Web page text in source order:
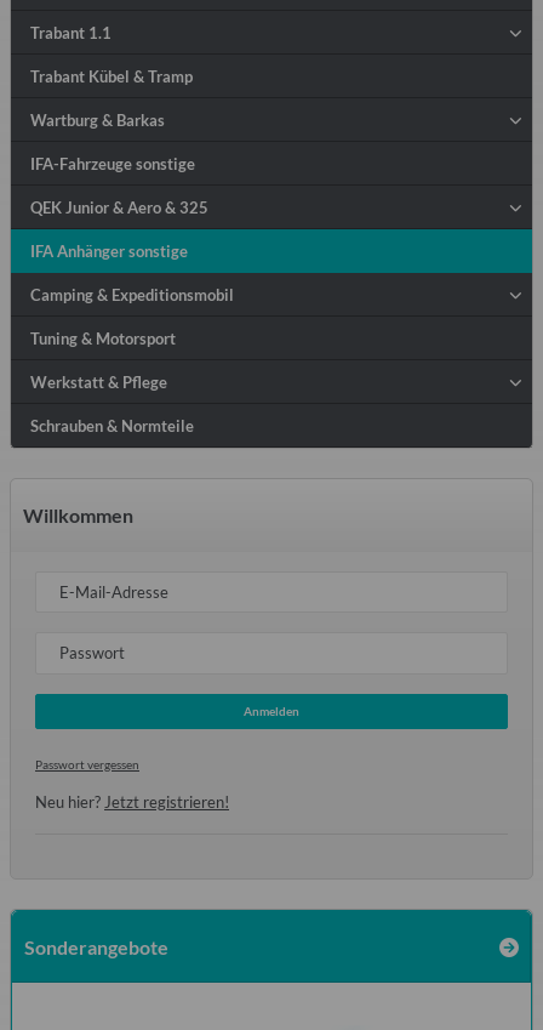
Trabant 1.1
Trabant Kübel & Tramp
Wartburg & Barkas
IFA-Fahrzeuge sonstige
QEK Junior & Aero & 325
IFA Anhänger sonstige
Camping & Expeditionsmobil
Tuning & Motorsport
Werkstatt & Pflege
Schrauben & Normteile
Willkommen
E-Mail-Adresse
Passwort
Anmelden
Passwort vergessen
Neu hier? Jetzt registrieren!
Sonderangebote